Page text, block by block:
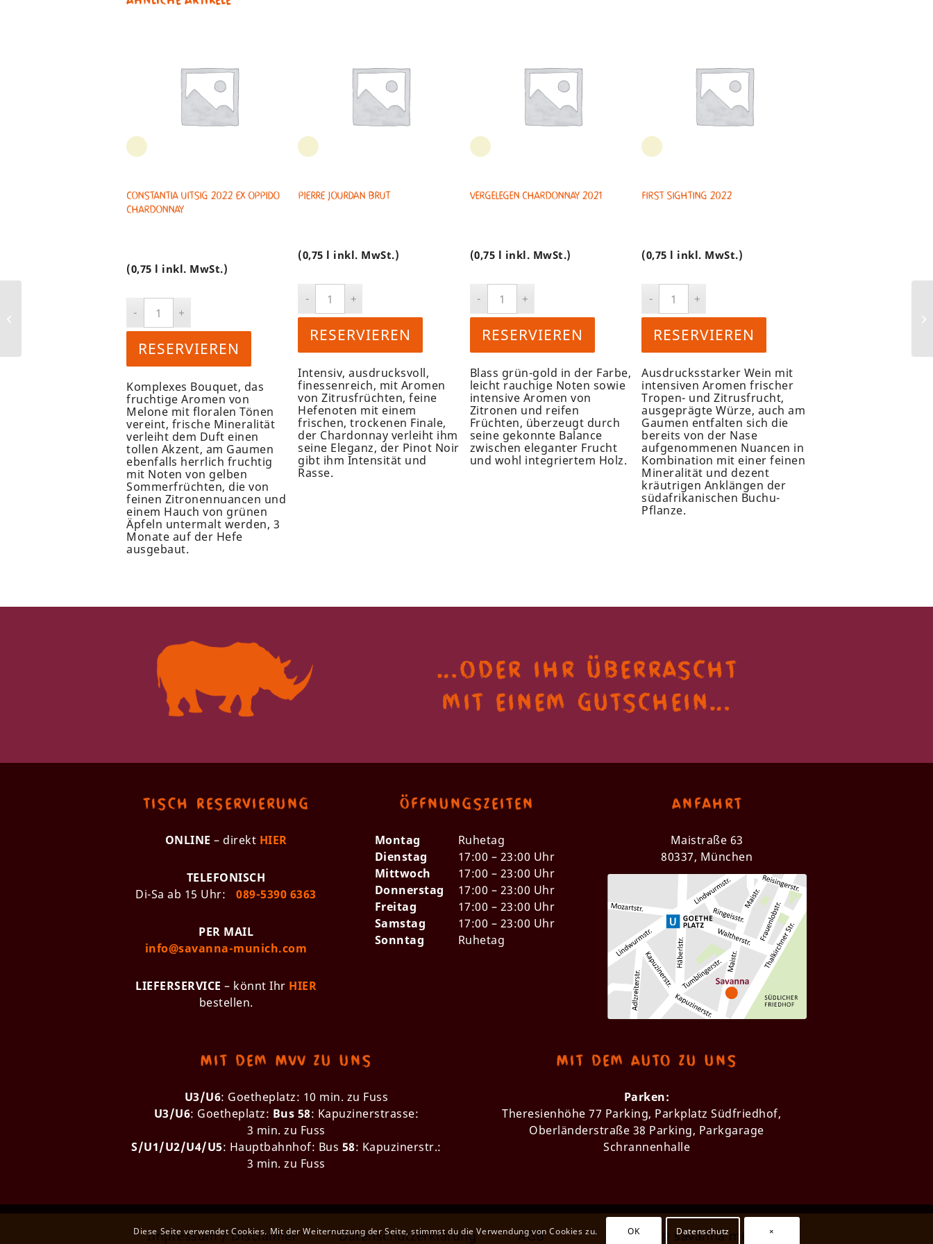
Constantia Uitsig 2022 EX OPPIDO
Chardonnay
(0,75 l inkl. MwSt.)
RESERVIEREN
Komplexes Bouquet, das
fruchtige Aromen von
Melone mit floralen Tönen
vereint, frische Mineralität
verleiht dem Duft einen
tollen Akzent, am Gaumen
ebenfalls herrlich fruchtig
mit Noten von gelben
Sommerfrüchten, die von
feinen Zitronennuancen und
einem Hauch von grünen
Äpfeln untermalt werden, 3
Monate auf der Hefe
ausgebaut.
PIERRE JOURDAN BRUT
(0,75 l inkl. MwSt.)
RESERVIEREN
Intensiv, ausdrucksvoll,
finessenreich, mit Aromen
von Zitrusfrüchten, feine
Hefenoten mit einem
frischen, trockenen Finale,
der Chardonnay verleiht ihm
seine Eleganz, der Pinot Noir
gibt ihm Intensität und
Rasse.
Vergelegen Chardonnay 2021
(0,75 l inkl. MwSt.)
RESERVIEREN
Blass grün-gold in der Farbe,
leicht rauchige Noten sowie
intensive Aromen von
Zitronen und reifen
Früchten, überzeugt durch
seine gekonnte Balance
zwischen eleganter Frucht
und wohl integriertem Holz.
First Sighting 2022
(0,75 l inkl. MwSt.)
RESERVIEREN
Ausdrucksstarker Wein mit
intensiven Aromen frischer
Tropen- und Zitrusfrucht,
ausgeprägte Würze, auch am
Gaumen entfalten sich die
bereits von der Nase
aufgenommenen Nuancen in
Kombination mit einer feinen
Mineralität und dezent
kräutrigen Anklängen der
südafrikanischen Buchu-
Pflanze.
…oder ihr überrascht
mit einem gutschein…
Tisch Reservierung
ONLINE – direkt HIER
TELEFONISCH
Di-Sa ab 15 Uhr:
089-5390 6363
PER MAIL
info@savanna-munich.com
LIEFERSERVICE – könnt Ihr HIER
bestellen.
Öffnungszeiten
Montag
Ruhetag
Dienstag
17:00 – 23:00 Uhr
Mittwoch
17:00 – 23:00 Uhr
Donnerstag
17:00 – 23:00 Uhr
Freitag
17:00 – 23:00 Uhr
Samstag
17:00 – 23:00 Uhr
Sonntag
Ruhetag
Anfahrt
Maistraße 63
80337, München
Mit dem MVV zu uns
U3/U6: Goetheplatz: 10 min. zu Fuss
U3/U6: Goetheplatz: Bus 58: Kapuzinerstrasse:
3 min. zu Fuss
S/U1/U2/U4/U5: Hauptbahnhof: Bus 58: Kapuzinerstr.:
3 min. zu Fuss
Mit dem Auto zu uns
Parken:
Theresienhöhe 77 Parking, Parkplatz Südfriedhof,
Oberländerstraße 38 Parking, Parkgarage
Schrannenhalle
Impressum / Disclaimer Datenschutzerklärung AGB 2022 © savanna münchen
PONGRÁCZ METHODE CAP
Diese Seite verwendet Cookies. Mit der Weiternutzung der Seite, stimmst du die Verwendung von Cookies zu. OK Datenschutz ×